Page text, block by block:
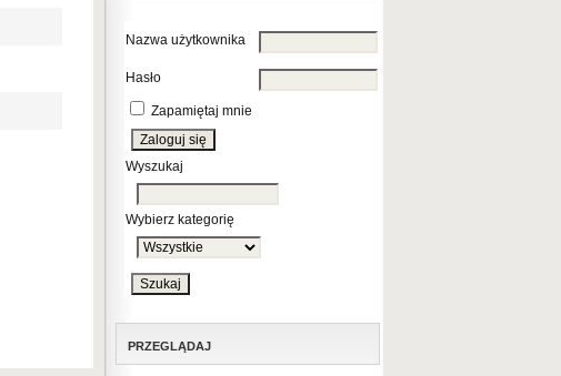
Nazwa użytkownika
Hasło
Zapamiętaj mnie
Wyszukaj
Wybierz kategorię
PRZEGLĄDAJ